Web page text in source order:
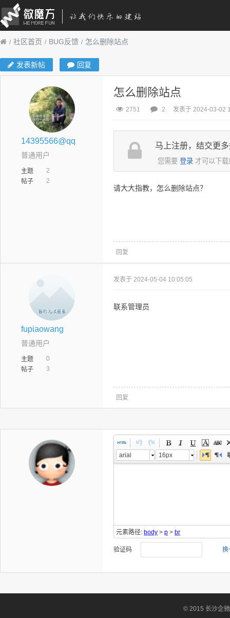
社区首页 BUG反馈 怎么删除站点
发表新帖 回复
14395566@qq
普通用户
主题
2
帖子
2
怎么删除站点
2751 2 发表于 2024-03-02
马上注册，结交更
您需要 登录 才可以下
请大大指教，怎么删除站点？
回复
fupiaowang
普通用户
主题
0
帖子
3
发表于 2024-05-04 10:05:05
联系管理员
回复
arial 16px
元素路径: body > p > br
验证码 换
© 2015 长沙企